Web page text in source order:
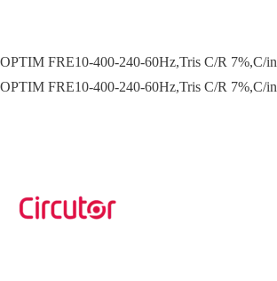
OPTIM FRE10-400-240-60Hz,Tris C/R 7%,C/
OPTIM FRE10-400-240-60Hz,Tris C/R 7%,C/